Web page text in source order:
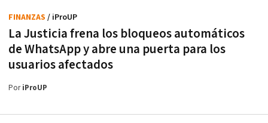
La Justicia frena los bloqueos automáticos
de WhatsApp y abre una puerta para los
usuarios afectados
FINANZAS / iProUP
PoriProUP